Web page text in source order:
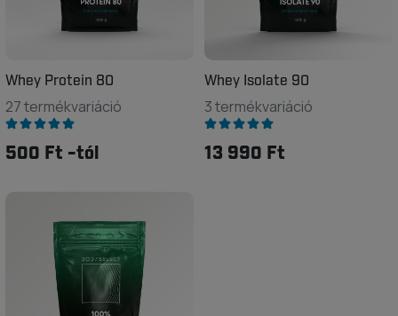
Whey Protein 80
27 termékvariáció
500 Ft -tól
Whey Isolate 90
3 termékvariáció
13 990 Ft